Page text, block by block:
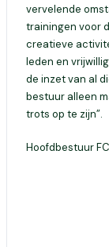
vervelende
trainingen voor
creatieve
leden en
de inzet van al
bestuur alleen
trots op te zijn”.
Hoofdbestuur